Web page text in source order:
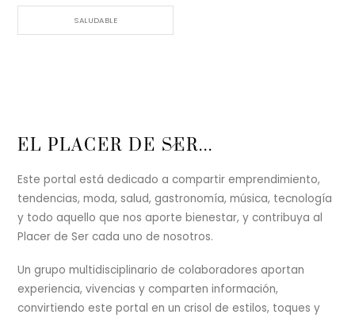
SALUDABLE
Back
Top
EL PLACER DE SER...
Este portal está dedicado a compartir emprendimiento,
tendencias, moda, salud, gastronomía, música, tecnología
y todo aquello que nos aporte bienestar, y contribuya al
Placer de Ser cada uno de nosotros.
Un grupo multidisciplinario de colaboradores aportan
experiencia, vivencias y comparten información,
convirtiendo este portal en un crisol de estilos, toques y